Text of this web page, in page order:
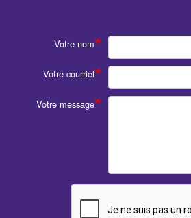
Votre nom
Votre courriel
Votre message